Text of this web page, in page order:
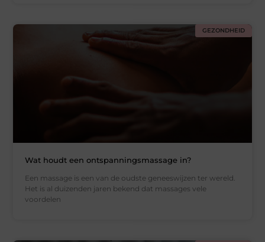
GEZONDHEID
Wat houdt een ontspanningsmassage in?
Een massage is een van de oudste geneeswijzen ter wereld.
Het is al duizenden jaren bekend dat massages vele
voordelen